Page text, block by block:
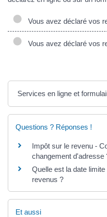
Vous avez déclaré vos
Vous avez déclaré vos
Services en ligne et
Questions ? Réponses !
Impôt sur le revenu -
changement d'adresse
Quelle est la date
revenus ?
Et aussi